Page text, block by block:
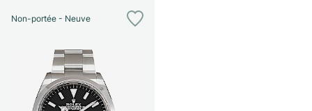
Non-portée - Neuve